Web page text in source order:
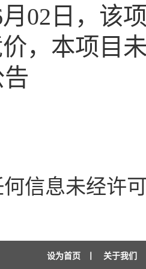
02日 ，该
，本项目
信息未经许
设为首页 关于我们